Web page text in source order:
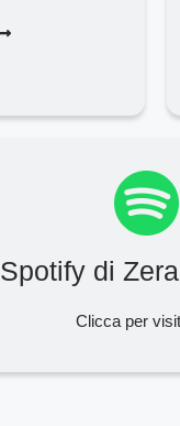
Spotify di
Clicca per